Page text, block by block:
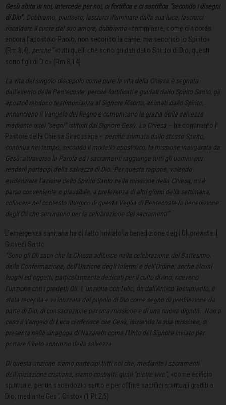
Gesù abita in noi, intercede per noi, ci fortifica e ci santifica “secondo i disegni
di Dio”. Dobbiamo, piuttosto, lasciarci illuminare dalla sua luce, lasciarci
riscaldare il cuore dal suo amore, dobbiamo «camminare, come ci ricorda
ancora l’apostolo Paolo, non secondo la carne, ma secondo lo Spirito»
(Rm 8,4), perché “«tutti quelli che sono guidati dallo Spirito di Dio, questi
sono figli di Dio» (Rm 8,14).
La vita del singolo discepolo come pure la vita della Chiesa è segnata
dall’evento della Pentecoste: perché fortificati e guidati dallo Spirito Santo, gli
apostoli rendono testimonianza al Signore Risorto; animati dallo Spirito,
annunciano il Vangelo del Regno e comunicano la grazia della salvezza
mediante quei “segni” istituiti dal Signore Gesù. La Chiesa –
ha continuato il
Pastore della Chiesa Siracusana – perché animata dallo stesso Spirito,
continua nel tempo, secondo il modello apostolico, la missione inaugurata da
Gesù: attraverso la Parola ed i sacramenti raggiunge tutti gli uomini per
renderli partecipi della salvezza di Dio. Per questa ragione, volendo
evidenziare l’azione dello Spirito Santo nella missione della Chiesa, mi è
parso conveniente e plausibile, a preferenza di altri giorni della settimana,
collocare nel contesto liturgico di questa Veglia di Pentecoste la benedizione
degli Oli che serviranno per la celebrazione dei sacramenti”.
L’emergenza sanitaria ha di fatto rinviato la benedizione degli Oli prevista il
Giovedì Santo.
“Sono gli Oli sacri che la Chiesa adibisce nella celebrazione del Battesimo,
della Confermazione, dell’Unzione degli Infermi e dell’Ordine; anche alcuni
luoghi ed oggetti, particolarmente dedicati per il culto divino, ricevono
l’unzione con i predetti Oli. L’unzione con l’olio, fin dall’Antico Testamento, è
stata recepita e valorizzata dal popolo di Dio come segno di predilezione da
parte di Dio, di consacrazione per una missione e di una nuova dignità.
Non a
caso il Vangelo di Luca ci riferisce che Gesù, iniziando la sua missione, si
presenta nella sinagoga di Nazareth come l’Unto del Signore inviato per
portare il lieto annunzio della salvezza.
Di questa unzione siamo partecipi tutti noi che, mediante i sacramenti
dell’iniziazione cristiana, siamo costruiti, quali “pietre vive”, «come edificio
spirituale, per un sacerdozio santo e per offrire sacrifici spirituali graditi a
Dio, mediante Gesù Cristo» (1 Pt 2,5).